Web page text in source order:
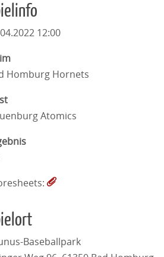
12:00
Homburg Hornets
Atomics
Baseballpark